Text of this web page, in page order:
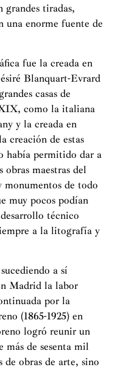
grandes tiradas,
enorme fuente de
fue la creada en
Blanquart-Evrard
casas de
como la italiana
y la creada en
creación de estas
había permitido dar a
obras maestras del
monumentos de todo
muy pocos podían
técnico
a la litografía y
a sí
Madrid la labor
por la
(1865-1925) en
logró reunir un
de sesenta mil
de obras de arte, sino